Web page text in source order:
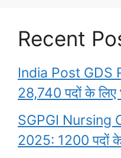
Recent
India Post GDS
28,740 पदों के लिए
SGPGI Nursing
2025: 1200 पदों